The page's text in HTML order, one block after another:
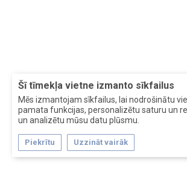
Šī tīmekļa vietne izmanto sīkfailus
Mēs izmantojam sīkfailus, lai nodrošinātu
pamata funkcijas, personalizētu saturu un
un analizētu mūsu datu plūsmu.
Piekrītu Uzzināt vairāk